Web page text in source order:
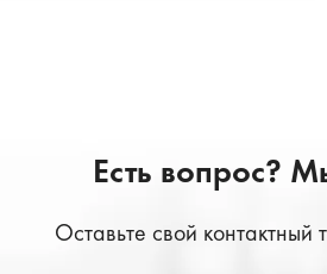
Есть вопрос?
Оставьте свой